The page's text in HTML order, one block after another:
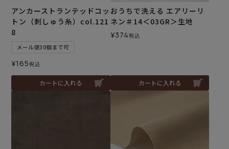
アンカーストランテッドコッ
トン（刺しゅう糸）col.121
8
メール便30個まで可
¥165税込
カートに入れる
おうちで洗える エアリーリ
ネン＃14＜03GR＞生地
¥374税込
カートに入れる